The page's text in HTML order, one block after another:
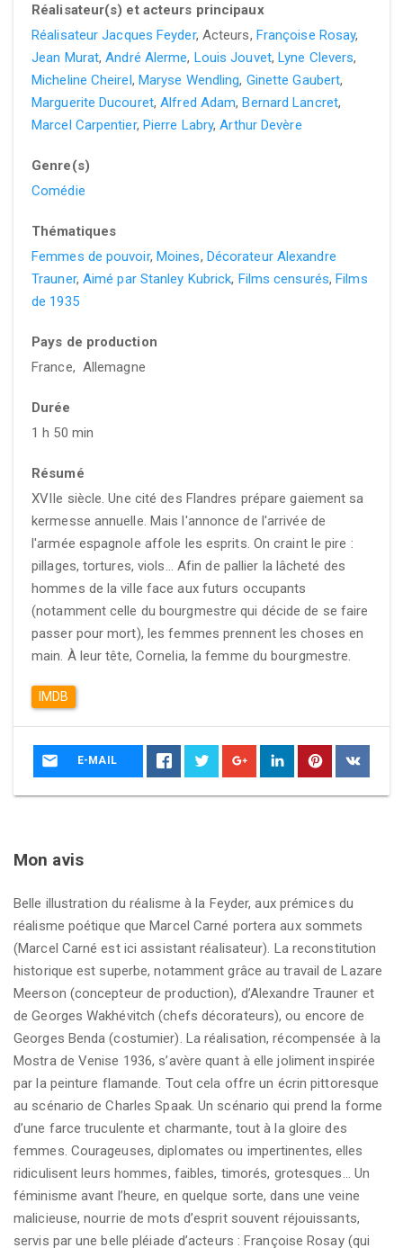
Réalisateur(s) et acteurs principaux
Réalisateur Jacques Feyder, Acteurs, Françoise Rosay,
Jean Murat,André Alerme, Louis Jouvet,Lyne Clevers,
Micheline Cheirel, Maryse Wendling, Ginette Gaubert,
Marguerite Ducouret,Alfred Adam,Bernard Lancret,
Marcel Carpentier, Pierre Labry,Arthur Devère
Genre(s)
Comédie
Thématiques
Femmes de pouvoir, Moines, Décorateur Alexandre
Trauner, Aimé par Stanley Kubrick, Films censurés,Films
de 1935
Pays de production
France, Allemagne
Durée
1 h 50 min
Résumé
XVIIe siècle. Une cité des Flandres prépare gaiement sa
kermesse annuelle. Mais l'annonce de l'arrivée de
l'armée espagnole affole les esprits. On craint le pire :
pillages, tortures, viols... Afin de pallier la lâcheté des
hommes de la ville face aux futurs occupants
(notamment celle du bourgmestre qui décide de se faire
passer pour mort), les femmes prennent les choses en
main. À leur tête, Cornelia, la femme du bourgmestre.
IMDB
E-MAIL
Mon avis
Belle illustration du réalisme à la Feyder, aux prémices du
réalisme poétique que Marcel Carné portera aux sommets
(Marcel Carné est ici assistant réalisateur). La reconstitution
historique est superbe, notamment grâce au travail de Lazare
Meerson (concepteur de production), d’Alexandre Trauner et
de Georges Wakhévitch (chefs décorateurs), ou encore de
Georges Benda (costumier). La réalisation, récompensée à la
Mostra de Venise 1936, s’avère quant à elle joliment inspirée
par la peinture flamande. Tout cela offre un écrin pittoresque
au scénario de Charles Spaak. Un scénario qui prend la forme
d’une farce truculente et charmante, tout à la gloire des
femmes. Courageuses, diplomates ou impertinentes, elles
ridiculisent leurs hommes, faibles, timorés, grotesques… Un
féminisme avant l’heure, en quelque sorte, dans une veine
malicieuse, nourrie de mots d’esprit souvent réjouissants,
servis par une belle pléiade d’acteurs : Françoise Rosay (qui